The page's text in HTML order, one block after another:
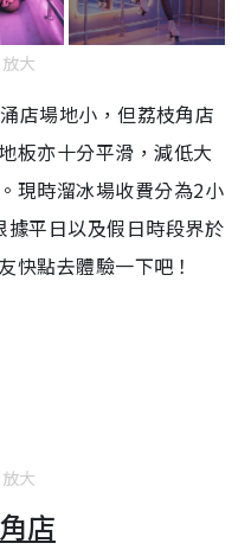
大
店場地小，但荔枝角店
板亦十分平滑，減低大
現時溜冰場收費分為2小
平日以及假日時段界於
快點去體驗一下吧！
大
店